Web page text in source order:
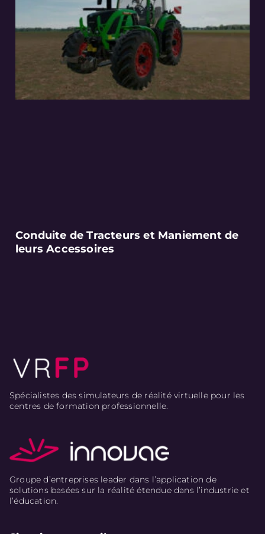
Conduite de Tracteurs et Maniement de
leurs Accessoires
Spécialistes des simulateurs de réalité virtuelle pour les
centres de formation professionnelle.
Groupe d’entreprises leader dans l’application de
solutions basées sur la réalité étendue dans l’industrie et
l’éducation.